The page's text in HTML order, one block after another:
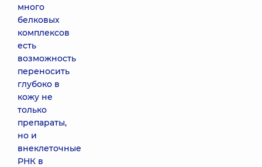
много
белковых
комплексов
есть
возможность
переносить
глубоко в
кожу не
только
препараты,
но и
внеклеточные
РНК в